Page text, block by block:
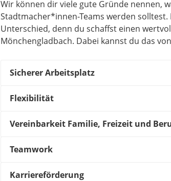
Wir können dir viele gute Gründe nennen,
Stadtmacher*innen-Teams werden
Unterschied, denn du schaffst einen
Mönchengladbach. Dabei kannst du das
Sicherer Arbeitsplatz
Flexibilität
Vereinbarkeit Familie, Freizeit und
Teamwork
Karriereförderung